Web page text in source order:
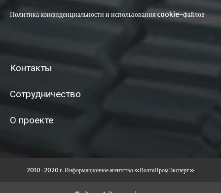
Политика конфиденциальности и использования cookie-файлов
Контакты
Сотрудничество
О проекте
2010-2020 г. Информационное агентство «ВолгаПромЭксперт»